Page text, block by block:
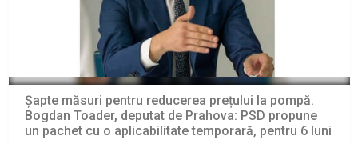
Șapte măsuri pentru reducerea prețului la pompă.
Bogdan Toader, deputat de Prahova: PSD propune
un pachet cu o aplicabilitate temporară, pentru 6 luni